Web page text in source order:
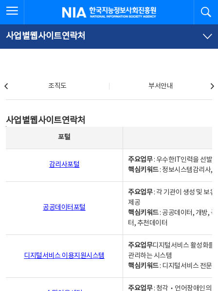
문
로
가
체
뉴
바
가
한국지능정보사회진흥원
사업별웹사이트연락처
조직도 부서안내
사업별웹사이트연락처
포털
감리사포털
주요업무: 우수한IT인력을 선발
핵심키워드: 정보시스템감리사,
공공데이터포털
주요업무: 각 기관이 생성 및 보
제공
핵심키워드: 공공데이터, 개방,
터, 추천데이터
디지털서비스 이용지원시스템
주요업무디지털서비스 활성화를
관리하는 시스템
핵심키워드: 디지털서비스 전문
주요업무: 청각‧언어장애인의